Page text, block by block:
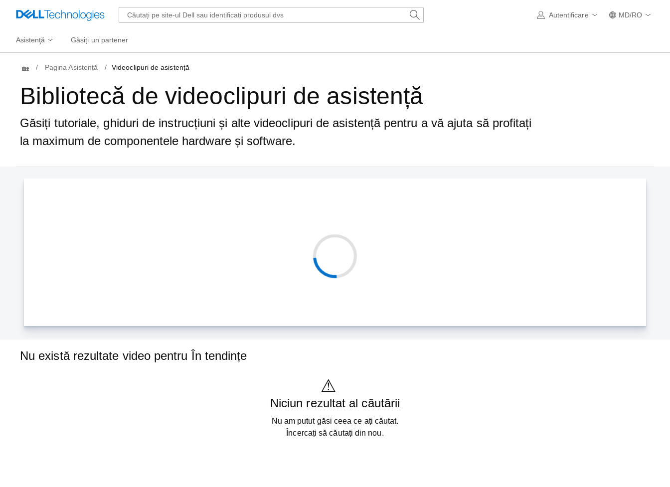
Autentificare MD/RO
Asistenţă Găsiți un partener
Pagina Asistență Videoclipuri de asistență
Bibliotecă de videoclipuri de asistență
Găsiți tutoriale, ghiduri de instrucțiuni și alte videoclipuri de asistență pentru a vă ajuta să profitați
la maximum de componentele hardware și software.
Nu există rezultate video pentru În tendințe
Niciun rezultat al căutării
Nu am putut găsi ceea ce ați căutat.
Încercați să căutați din nou.